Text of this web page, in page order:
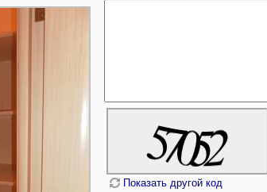
Показать другой код